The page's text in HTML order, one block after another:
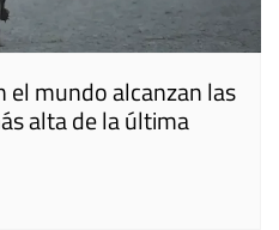
el mundo alcanzan las
alta de la última